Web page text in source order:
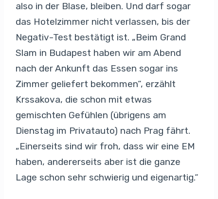
also in der Blase, bleiben. Und darf sogar
das Hotelzimmer nicht verlassen, bis der
Negativ-Test bestätigt ist. „Beim Grand
Slam in Budapest haben wir am Abend
nach der Ankunft das Essen sogar ins
Zimmer geliefert bekommen“, erzählt
Krssakova, die schon mit etwas
gemischten Gefühlen (übrigens am
Dienstag im Privatauto) nach Prag fährt.
„Einerseits sind wir froh, dass wir eine EM
haben, andererseits aber ist die ganze
Lage schon sehr schwierig und eigenartig.“